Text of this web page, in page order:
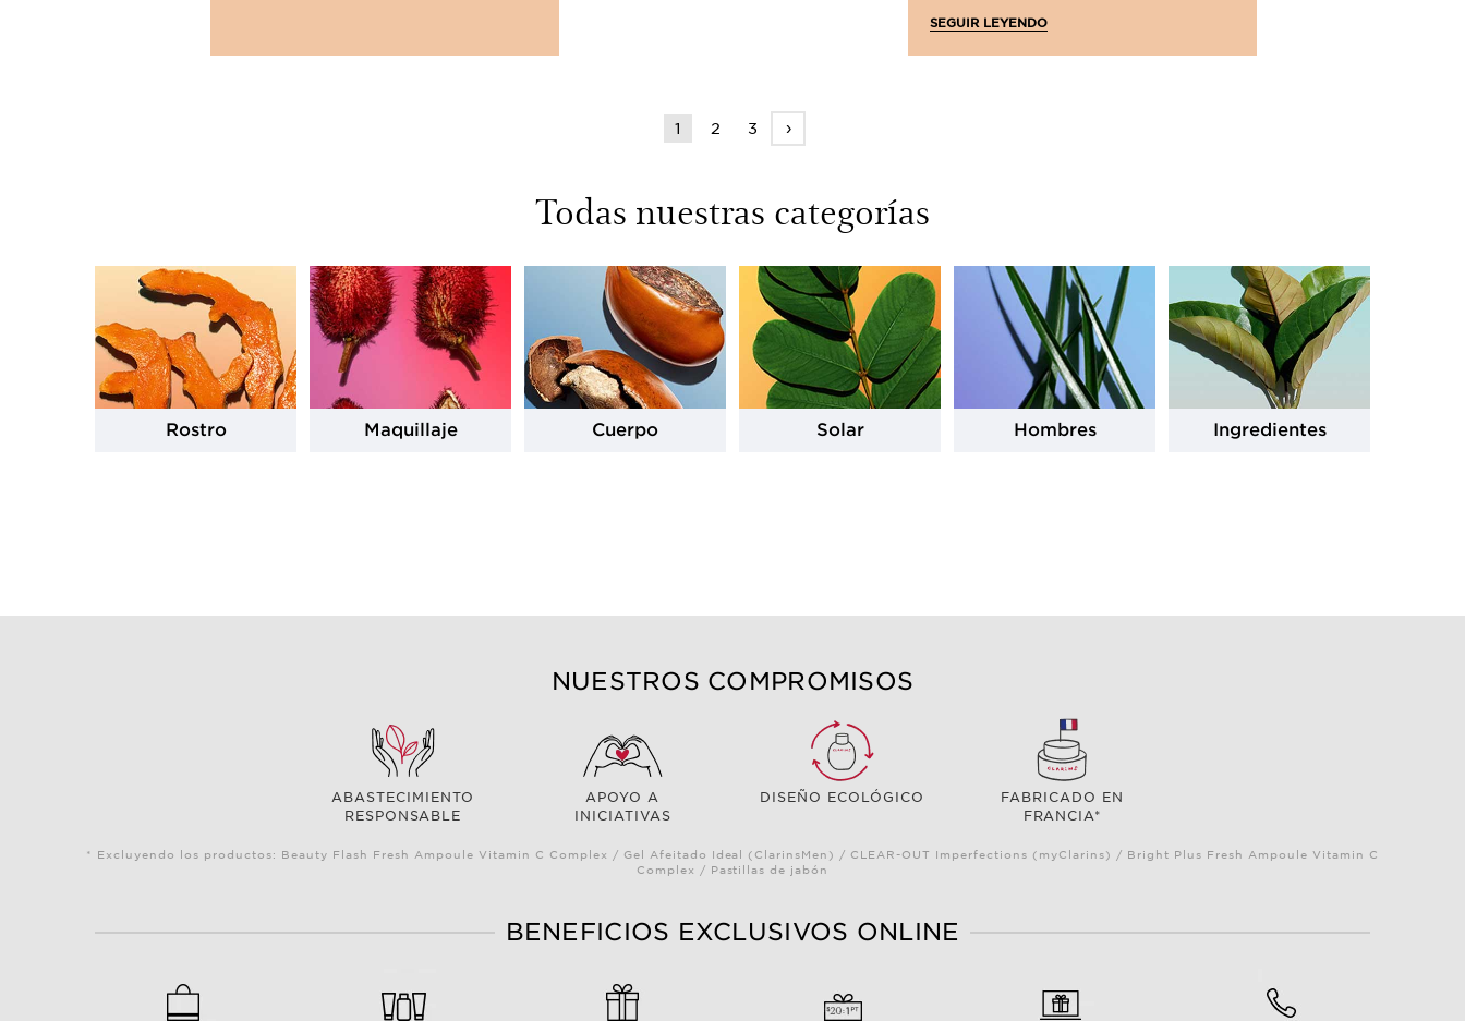
SEGUIR LEYENDO
1 2 3 ›
Todas nuestras categorías
Rostro Maquillaje Cuerpo Solar Hombres Ingredientes
NUESTROS COMPROMISOS
ABASTECIMIENTO
RESPONSABLE
APOYO A
INICIATIVAS
DISEÑO ECOLÓGICO
FABRICADO EN
FRANCIA*
* Excluyendo los productos: Beauty Flash Fresh Ampoule Vitamin C Complex / Gel Afeitado Ideal (ClarinsMen) / CLEAR-OUT Imperfections (myClarins) / Bright Plus Fresh Ampoule Vitamin C
Complex / Pastillas de jabón
BENEFICIOS EXCLUSIVOS ONLINE